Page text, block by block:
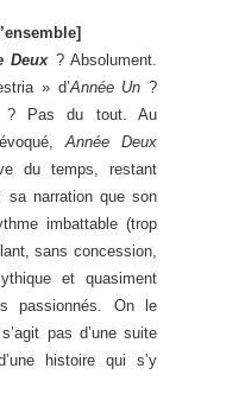
Deux? Absolument.
» d’Année Un ?
? Pas du tout. Au
Année Deux
du temps, restant
sa narration que son
imbattable (trop
sans concession,
et quasiment
passionnés. On le
pas d’une suite
histoire qui s’y